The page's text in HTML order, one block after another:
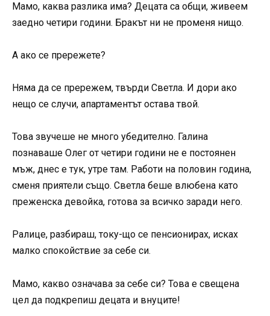
Мамо, каква разлика има? Децата са общи, живеем
заедно четири години. Бракът ни не променя нищо.
А ако се прережете?
Няма да се прережем, твърди Светла. И дори ако
нещо се случи, апартаментът остава твой.
Това звучеше не много убедително. Галина
познаваше Олег от четири години не е постоянен
мъж, днес е тук, утре там. Работи на половин година,
сменя приятели също. Светла беше влюбена като
преженска девойка, готова за всичко заради него.
Ралице, разбираш, току-що се пенсионирах, исках
малко спокойствие за себе си.
Мамо, какво означава за себе си? Това е свещена
цел да подкрепиш децата и внуците!